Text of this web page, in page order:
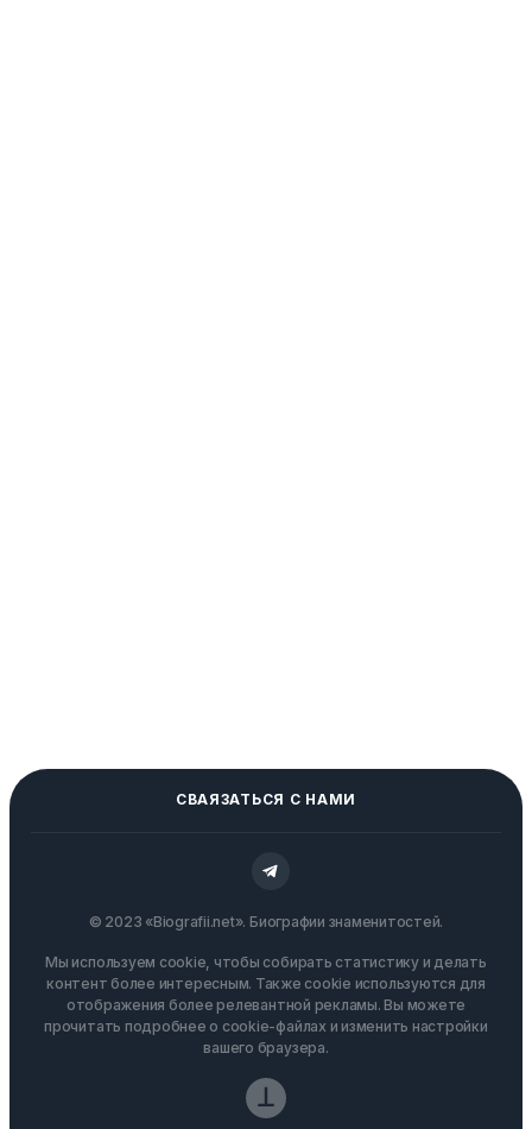
СВАЯЗАТЬСЯ С НАМИ
© 2023 «Biografii.net». Биографии знаменитостей.
Мы используем cookie, чтобы собирать статистику и делать
контент более интересным. Также cookie используются для
отображения более релевантной рекламы. Вы можете
прочитать подробнее о cookie-файлах и изменить настройки
вашего браузера.